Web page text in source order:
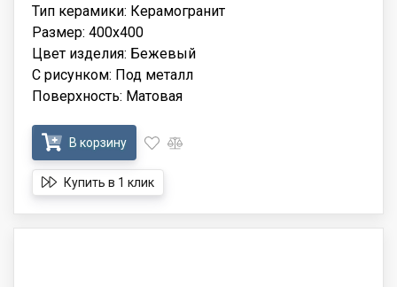
Тип керамики: Керамогранит
Размер: 400x400
Цвет изделия: Бежевый
С рисунком: Под металл
Поверхность: Матовая
В корзину
Купить в 1 клик